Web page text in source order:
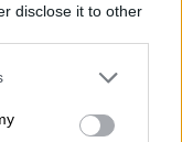
disclose it to other